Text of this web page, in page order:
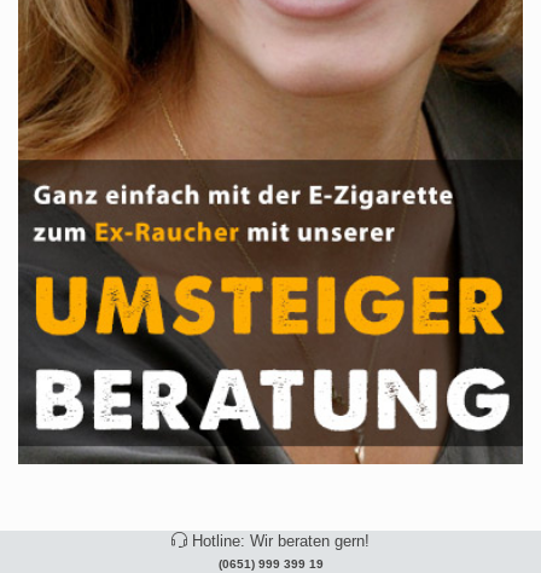
Hotline: Wir beraten gern!
(0651) 999 399 19